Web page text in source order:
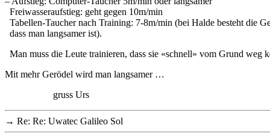
Freiwasseraufstieg: geht gegen 10m/min
Tabellen-Taucher nach Training: 7-8m/min (bei Halde besteht die
dass man langsamer ist).
Man muss die Leute trainieren, dass sie «schnell» vom Grund weg
Mit mehr Gerödel wird man langsamer …
gruss Urs
→ Re: Re: Uwatec Galileo Sol